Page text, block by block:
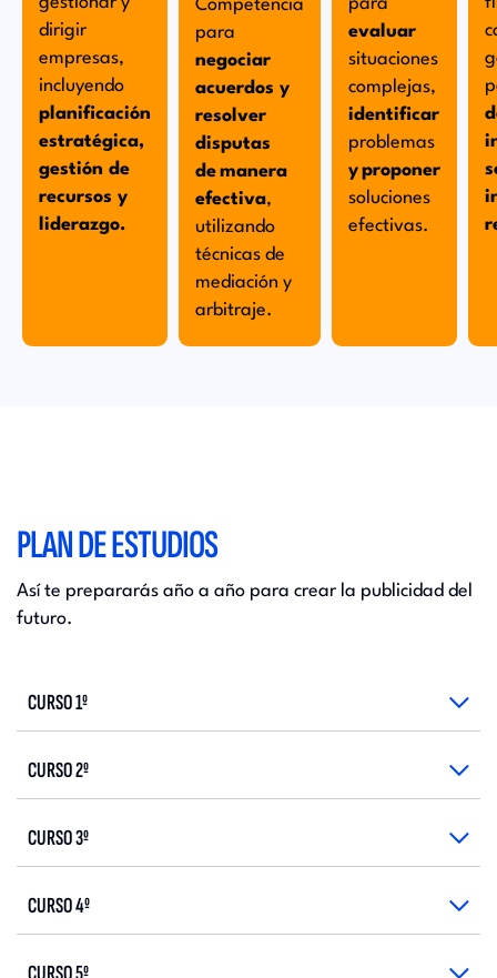
dirigir
empresas,
incluyendo
planificación
estratégica,
gestión de
recursos y
liderazgo.
Competencia
para
negociar
acuerdos y
resolver
disputas
de manera
efectiva,
utilizando
técnicas de
mediación y
arbitraje.
para
evaluar
situaciones
complejas,
identificar
problemas
y proponer
soluciones
efectivas.
PLAN DE ESTUDIOS
Así te prepararás año a año para crear la publicidad del
futuro.
CURSO 1º
CURSO 2º
CURSO 3º
CURSO 4º